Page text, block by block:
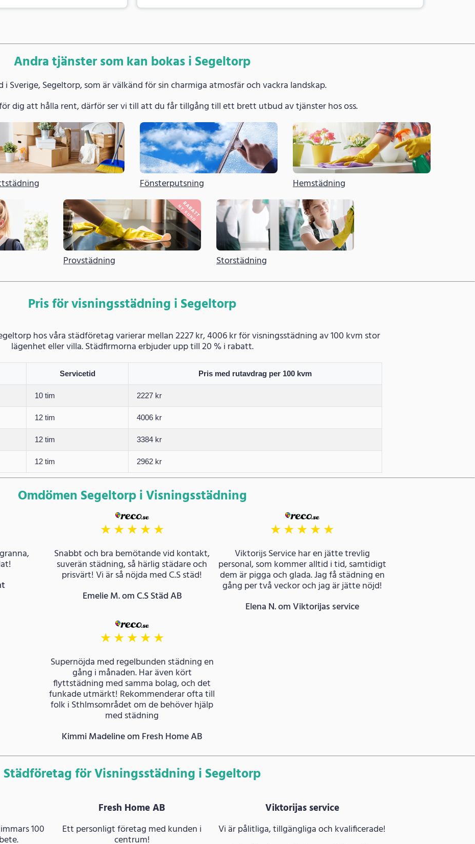
Andra tjänster som kan bokas i Segeltorp
i Sverige, Segeltorp, som är välkänd för sin charmiga atmosfär och vackra landskap.
dig att hålla rent, därför ser vi till att du får tillgång till ett brett utbud av tjänster hos oss.
Fönsterputsning Hemstädning
Provstädning Storstädning
Pris för visningsstädning i Segeltorp
hos våra städföretag varierar mellan 2227 kr, 4006 kr för visningsstädning av 100 kvm stor
lägenhet eller villa. Städfirmorna erbjuder upp till 20 % i rabatt.
Servicetid Pris med rutavdrag per 100 kvm
10 tim 2227 kr
12 tim 4006 kr
12 tim 3384 kr
12 tim 2962 kr
Omdömen Segeltorp i Visningsstädning
★★★★★
Snabbt och bra bemötande vid kontakt,
suverän städning, så härlig städare och
prisvärt! Vi är så nöjda med C.S städ!
Emelie M. om C.S Städ AB
★★★★★
Viktorijs Service har en jätte trevlig
personal, som kommer alltid i tid, samtidigt
dem är pigga och glada. Jag få städning en
gång per två veckor och jag är jätte nöjd!
Elena N. om Viktorijas service
★★★★★
Supernöjda med regelbunden städning en
gång i månaden. Har även kört
flyttstädning med samma bolag, och det
funkade utmärkt! Rekommenderar ofta till
folk i Sthlmsområdet om de behöver hjälp
med städning
Kimmi Madeline om Fresh Home AB
Städföretag för Visningsstädning i Segeltorp
100
Fresh Home AB
Ett personligt företag med kunden i
centrum!
Viktorijas service
Vi är pålitliga, tillgängliga och kvalificerade!